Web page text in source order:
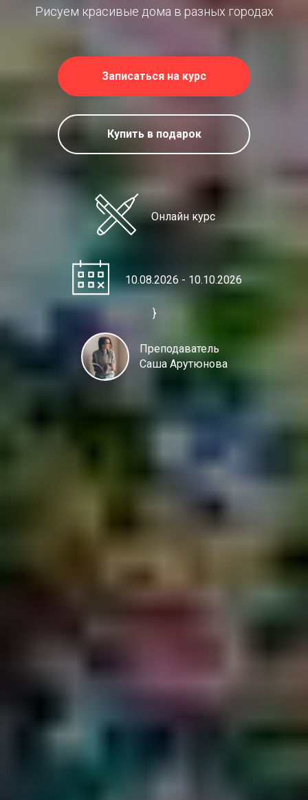
Рисуем красивые дома в разных городах
Записаться на курс
Купить в подарок
Онлайн курс
10.08.2026 - 10.10.2026
}
Преподаватель
Саша Арутюнова